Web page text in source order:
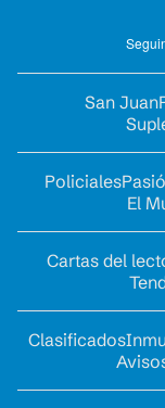
San Juan
Policiales
El
Cartas del
Clasificados